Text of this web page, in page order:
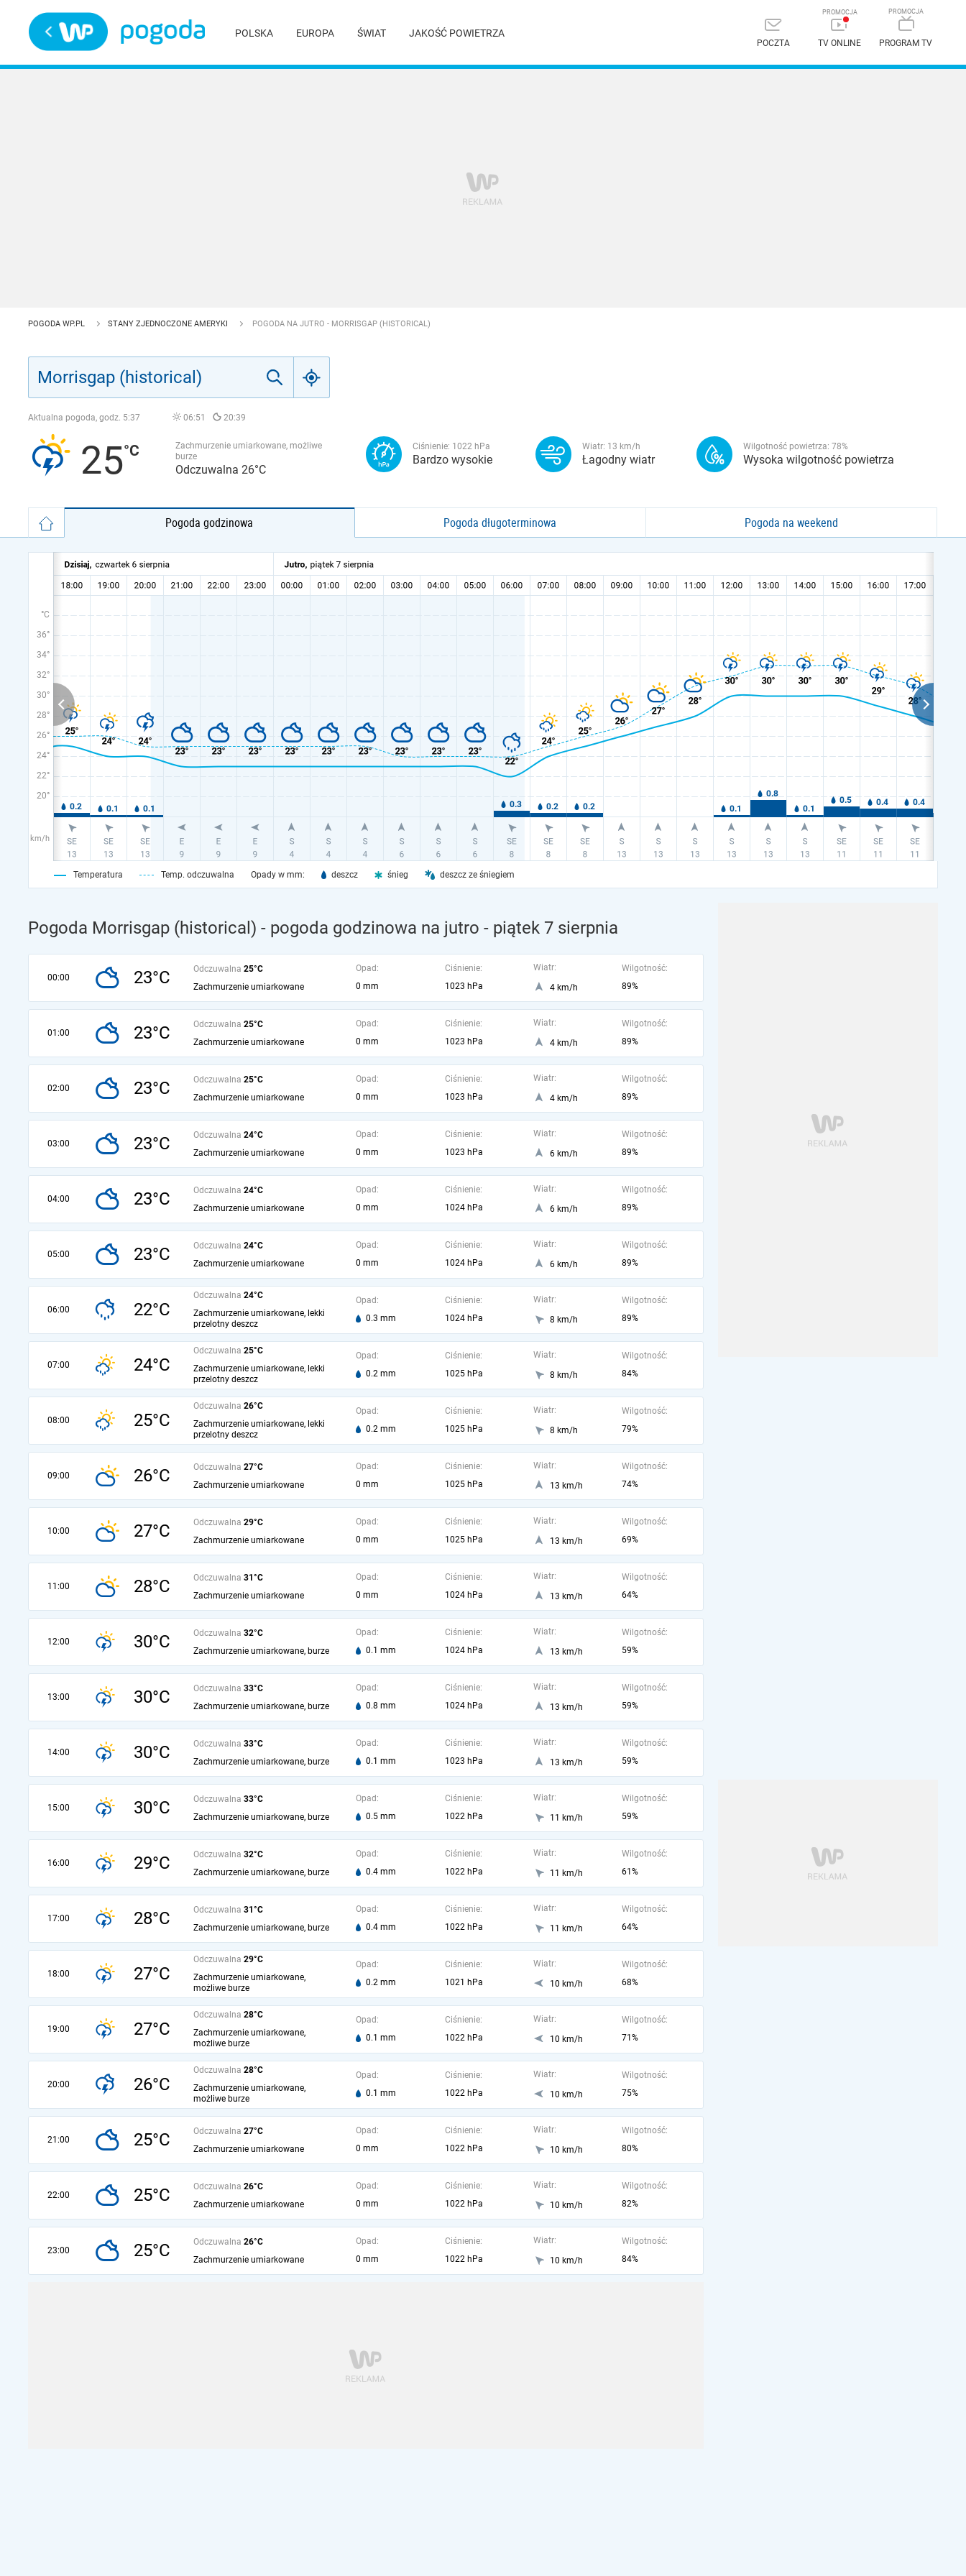
POLSKA EUROPA ŚWIAT JAKOŚĆ POWIETRZA
POCZTA TV ONLINE PROGRAM TV
POGODA WP.PL STANY ZJEDNOCZONE AMERYKI POGODA NA JUTRO - MORRISGAP (HISTORICAL)
Aktualna pogoda, godz. 5:37 06:51 20:39
25
Zachmurzenie umiarkowane, możliwe
burze
Odczuwalna 26°C
Ciśnienie: 1022 hPa
Bardzo wysokie
Wiatr: 13 km/h
Łagodny wiatr
Wilgotność powietrza: 78%
Wysoka wilgotność powietrza
Pogoda godzinowa Pogoda długoterminowa Pogoda na weekend
°C
36°
34°
32°
30°
28°
26°
24°
22°
20°
km/h
Temperatura Temp. odczuwalna Opady w mm: deszcz śnieg deszcz ze śniegiem
Pogoda Morrisgap (historical) - pogoda godzinowa na jutro - piątek 7 sierpnia
00:00 23°C Odczuwalna 25°C
Zachmurzenie umiarkowane
Opad:
0 mm
Ciśnienie:
1023 hPa
Wiatr:
4 km/h
Wilgotność:
89%
01:00 23°C Odczuwalna 25°C
Zachmurzenie umiarkowane
Opad:
0 mm
Ciśnienie:
1023 hPa
Wiatr:
4 km/h
Wilgotność:
89%
02:00 23°C Odczuwalna 25°C
Zachmurzenie umiarkowane
Opad:
0 mm
Ciśnienie:
1023 hPa
Wiatr:
4 km/h
Wilgotność:
89%
03:00 23°C Odczuwalna 24°C
Zachmurzenie umiarkowane
Opad:
0 mm
Ciśnienie:
1023 hPa
Wiatr:
6 km/h
Wilgotność:
89%
04:00 23°C Odczuwalna 24°C
Zachmurzenie umiarkowane
Opad:
0 mm
Ciśnienie:
1024 hPa
Wiatr:
6 km/h
Wilgotność:
89%
05:00 23°C Odczuwalna 24°C
Zachmurzenie umiarkowane
Opad:
0 mm
Ciśnienie:
1024 hPa
Wiatr:
6 km/h
Wilgotność:
89%
06:00 22°C
Odczuwalna 24°C
Zachmurzenie umiarkowane, lekki
przelotny deszcz
Opad:
0.3 mm
Ciśnienie:
1024 hPa
Wiatr:
8 km/h
Wilgotność:
89%
07:00 24°C
Odczuwalna 25°C
Zachmurzenie umiarkowane, lekki
przelotny deszcz
Opad:
0.2 mm
Ciśnienie:
1025 hPa
Wiatr:
8 km/h
Wilgotność:
84%
08:00 25°C
Odczuwalna 26°C
Zachmurzenie umiarkowane, lekki
przelotny deszcz
Opad:
0.2 mm
Ciśnienie:
1025 hPa
Wiatr:
8 km/h
Wilgotność:
79%
09:00 26°C Odczuwalna 27°C
Zachmurzenie umiarkowane
Opad:
0 mm
Ciśnienie:
1025 hPa
Wiatr:
13 km/h
Wilgotność:
74%
10:00 27°C Odczuwalna 29°C
Zachmurzenie umiarkowane
Opad:
0 mm
Ciśnienie:
1025 hPa
Wiatr:
13 km/h
Wilgotność:
69%
11:00 28°C Odczuwalna 31°C
Zachmurzenie umiarkowane
Opad:
0 mm
Ciśnienie:
1024 hPa
Wiatr:
13 km/h
Wilgotność:
64%
12:00 30°C Odczuwalna 32°C
Zachmurzenie umiarkowane, burze
Opad:
0.1 mm
Ciśnienie:
1024 hPa
Wiatr:
13 km/h
Wilgotność:
59%
13:00 30°C Odczuwalna 33°C
Zachmurzenie umiarkowane, burze
Opad:
0.8 mm
Ciśnienie:
1024 hPa
Wiatr:
13 km/h
Wilgotność:
59%
14:00 30°C Odczuwalna 33°C
Zachmurzenie umiarkowane, burze
Opad:
0.1 mm
Ciśnienie:
1023 hPa
Wiatr:
13 km/h
Wilgotność:
59%
15:00 30°C Odczuwalna 33°C
Zachmurzenie umiarkowane, burze
Opad:
0.5 mm
Ciśnienie:
1022 hPa
Wiatr:
11 km/h
Wilgotność:
59%
16:00 29°C Odczuwalna 32°C
Zachmurzenie umiarkowane, burze
Opad:
0.4 mm
Ciśnienie:
1022 hPa
Wiatr:
11 km/h
Wilgotność:
61%
17:00 28°C Odczuwalna 31°C
Zachmurzenie umiarkowane, burze
Opad:
0.4 mm
Ciśnienie:
1022 hPa
Wiatr:
11 km/h
Wilgotność:
64%
18:00 27°C
Odczuwalna 29°C
Zachmurzenie umiarkowane,
możliwe burze
Opad:
0.2 mm
Ciśnienie:
1021 hPa
Wiatr:
10 km/h
Wilgotność:
68%
19:00 27°C
Odczuwalna 28°C
Zachmurzenie umiarkowane,
możliwe burze
Opad:
0.1 mm
Ciśnienie:
1022 hPa
Wiatr:
10 km/h
Wilgotność:
71%
20:00 26°C
Odczuwalna 28°C
Zachmurzenie umiarkowane,
możliwe burze
Opad:
0.1 mm
Ciśnienie:
1022 hPa
Wiatr:
10 km/h
Wilgotność:
75%
21:00 25°C Odczuwalna 27°C
Zachmurzenie umiarkowane
Opad:
0 mm
Ciśnienie:
1022 hPa
Wiatr:
10 km/h
Wilgotność:
80%
22:00 25°C Odczuwalna 26°C
Zachmurzenie umiarkowane
Opad:
0 mm
Ciśnienie:
1022 hPa
Wiatr:
10 km/h
Wilgotność:
82%
23:00 25°C Odczuwalna 26°C
Zachmurzenie umiarkowane
Opad:
0 mm
Ciśnienie:
1022 hPa
Wiatr:
10 km/h
Wilgotność:
84%